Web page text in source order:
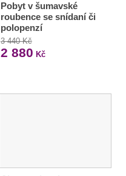
Pobyt v šumavské
roubence se snídaní či
polopenzí
3 440 Kč
2 880 Kč